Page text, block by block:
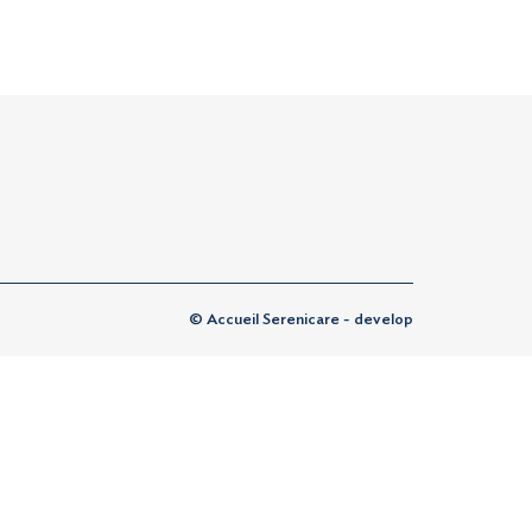
© Accueil Serenicare - develop